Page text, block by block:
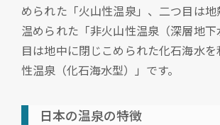
められた「火山性温泉」、二つ目は
温められた「非火山性温泉（深層地
目は地中に閉じこめられた化石海水
性温泉（化石海水型）」です。
日本の温泉の特徴